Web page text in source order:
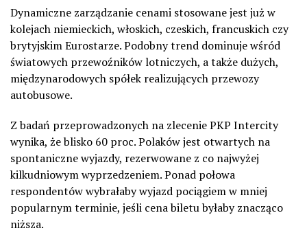
Dynamiczne zarządzanie cenami stosowane jest już w
kolejach niemieckich, włoskich, czeskich, francuskich czy
brytyjskim Eurostarze. Podobny trend dominuje wśród
światowych przewoźników lotniczych, a także dużych,
międzynarodowych spółek realizujących przewozy
autobusowe.
Z badań przeprowadzonych na zlecenie PKP Intercity
wynika, że blisko 60 proc. Polaków jest otwartych na
spontaniczne wyjazdy, rezerwowane z co najwyżej
kilkudniowym wyprzedzeniem. Ponad połowa
respondentów wybrałaby wyjazd pociągiem w mniej
popularnym terminie, jeśli cena biletu byłaby znacząco
niższa.